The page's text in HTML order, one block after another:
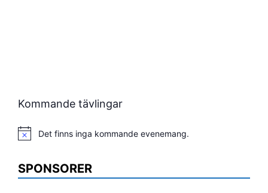
Kommande tävlingar
Notis Det finns inga kommande evenemang.
SPONSORER